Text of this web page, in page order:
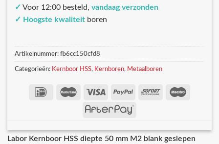
✓ Voor 12:00 besteld, vandaag verzonden
✓ Hoogste kwaliteit boren
Artikelnummer: fb6cc150cfd8
Categorieën: Kernboor HSS, Kernboren, Metaalboren
Labor Kernboor HSS diepte 50 mm M2 blank geslepen